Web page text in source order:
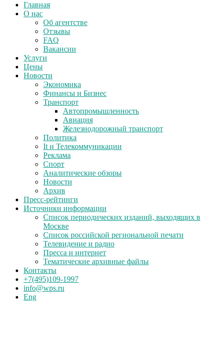
Главная
О нас
Об агентстве
Отзывы
FAQ
Вакансии
Услуги
Цены
Новости
Экономика
Финансы и Бизнес
Транспорт
Автопромышленность
Авиация
Железнодорожный транспорт
Политика
It и Телекоммуникации
Реклама
Спорт
Аналитические обзоры
Новости
Архив
Пресс-рейтинги
Источники информации
Список периодических изданий, выходящих в
Москве
Список российской региональной печати
Телевидение и радио
Пресса и интернет
Тематические архивные файлы
Контакты
+7(495)109-1997
info@wps.ru
Eng